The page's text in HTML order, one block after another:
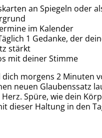
an Spiegeln oder
im Kalender
1 Gedanke, der
stärkt
mit deiner Stimme
dich morgens 2 Minuten
neuen Glaubenssatz
Spüre, wie dein
dieser Haltung in den